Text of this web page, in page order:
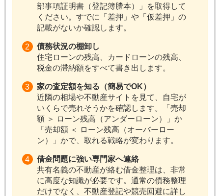
部事項証明書（登記簿謄本）」を取得して
ください。すでに「差押」や「仮差押」の
記載がないか確認します。
債務状況の棚卸し
住宅ローンの残高、カードローンの残高、
税金の滞納額をすべて書き出します。
家の査定額を知る（簡易でOK）
近隣の相場や不動産サイトを見て、自宅が
いくらで売れそうかを確認します。「売却
額 ＞ ローン残高（アンダーローン）」か
「売却額 ＜ ローン残高（オーバーロー
ン）」かで、取れる戦略が変わります。
借金問題に強い専門家へ連絡
共有名義の不動産が絡む借金整理は、非常
に高度な知識が必要です。通常の債務整理
だけでなく、不動産登記や競売回避に詳し